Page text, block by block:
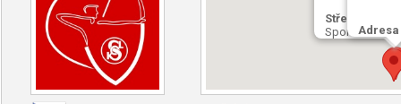
Střelnice
Sportovní